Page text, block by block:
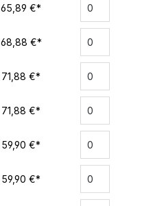
65,89 €*
68,88 €*
71,88 €*
71,88 €*
59,90 €*
59,90 €*